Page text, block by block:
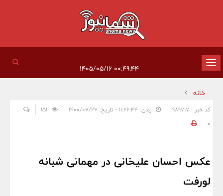
تغییر
وضعیت
ناوبری
خانه
کد خبر : 989717 زمان: ۱۱:۲۶:۴۴ - تاریخ: ۱۴۰۰/۰۷/۲۷
0
عکس احسان علیخانی در مهمانی شبانه
لورفت